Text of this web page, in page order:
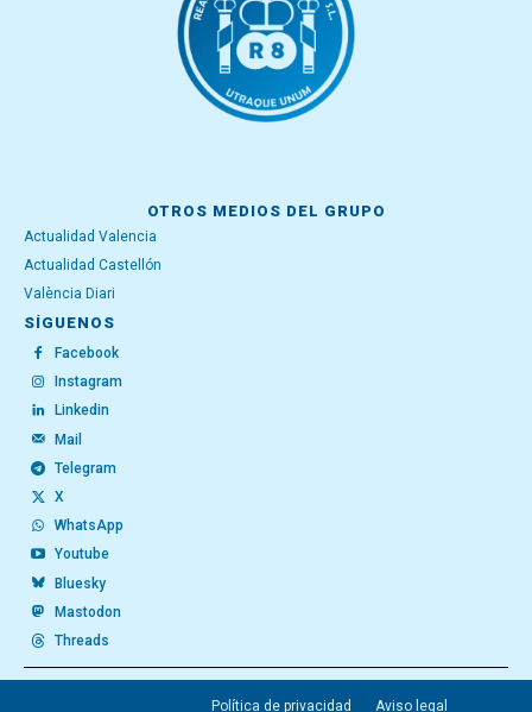
OTROS MEDIOS DEL GRUPO
Actualidad Valencia
Actualidad Castellón
València Diari
SÍGUENOS
Facebook
Instagram
Linkedin
Mail
Telegram
X
WhatsApp
Youtube
Bluesky
Mastodon
Threads
Política de privacidad Aviso legal